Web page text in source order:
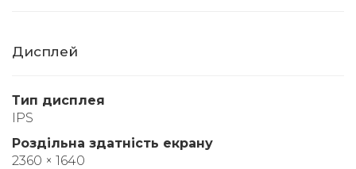
Дисплей
Тип дисплея
IPS
Роздільна здатність екрану
2360 × 1640